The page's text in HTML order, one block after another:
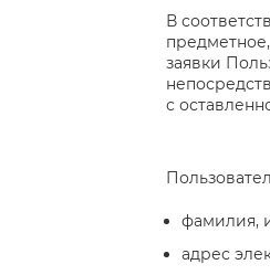
В
заявки
с
фамилия,
адрес